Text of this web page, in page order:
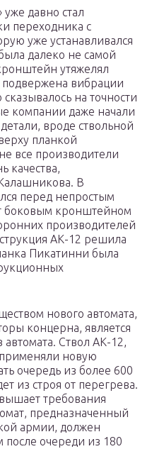
давно стал
переходника с
уже устанавливался
далеко не самой
утяжелял
подвержена вибрации
на точности
компании даже начали
вроде ствольной
планкой
все производители
качества,
В
перед непростым
боковым кронштейном
производителей
АК-12 решила
Пикатинни была
нового автомата,
концерна, является
Ствол АК-12,
применяли новую
очередь из более 600
из строя от перегрева.
требования
предназначенный
армии, должен
после очереди из 180